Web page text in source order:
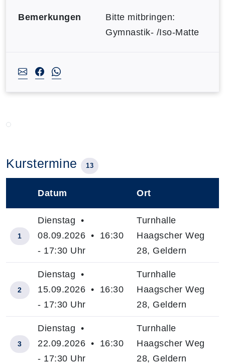
Bemerkungen
Bitte mitbringen:
Gymnastik- /Iso-Matte
Kurstermine 13
Datum Ort
1
Dienstag •
08.09.2026 • 16:30
- 17:30 Uhr
Turnhalle
Haagscher Weg
28, Geldern
2
Dienstag •
15.09.2026 • 16:30
- 17:30 Uhr
Turnhalle
Haagscher Weg
28, Geldern
3
Dienstag •
22.09.2026 • 16:30
- 17:30 Uhr
Turnhalle
Haagscher Weg
28, Geldern